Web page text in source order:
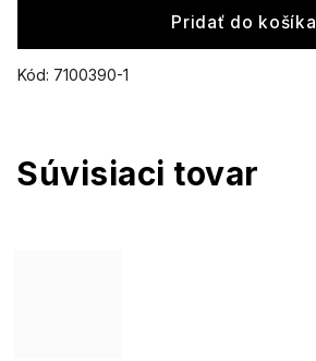
Kód: 7100390-1
Pridať do košíka
Súvisiaci tovar